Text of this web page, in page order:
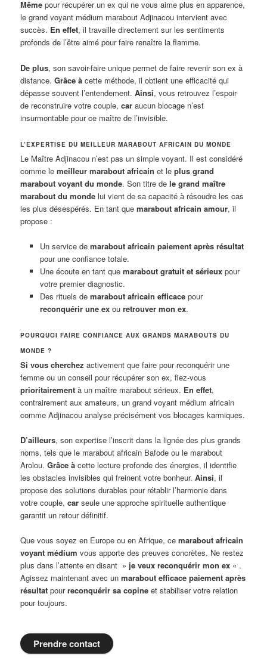
Même pour récupérer un ex qui ne vous aime plus en apparence,
le grand voyant médium marabout Adjinacou intervient avec
succès. En effet, il travaille directement sur les sentiments
profonds de l’être aimé pour faire renaître la flamme.
De plus, son savoir-faire unique permet de faire revenir son ex à
distance.Grâce à cette méthode, il obtient une efficacité qui
dépasse souvent l’entendement.Ainsi, vous retrouvez l’espoir
de reconstruire votre couple,car aucun blocage n’est
insurmontable pour ce maître de l’invisible.
L’EXPERTISE DU MEILLEUR MARABOUT AFRICAIN DU MONDE
Le Maître Adjinacou n’est pas un simple voyant. Il est considéré
comme lemeilleur marabout africain et leplus grand
marabout voyant du monde. Son titre dele grand maître
marabout du monde lui vient de sa capacité à résoudre les cas
les plus désespérés. En tant quemarabout africain amour, il
propose :
Un service de marabout africain paiement après résultat
pour une confiance totale.
Une écoute en tant que marabout gratuit et sérieuxpour
votre premier diagnostic.
Des rituels de marabout africain efficacepour
reconquérir une exou retrouver mon ex.
POURQUOI FAIRE CONFIANCE AUX GRANDS MARABOUTS DU
MONDE ?
Si vous cherchez activement que faire pour reconquérir une
femme ou un conseil pour récupérer son ex, fiez-vous
prioritairement à un maître marabout sérieux. En effet,
contrairement aux amateurs, un grand voyant médium africain
comme Adjinacou analyse précisément vos blocages karmiques.
D’ailleurs, son expertise l’inscrit dans la lignée des plus grands
noms, tels que le marabout africain Bafode ou le marabout
Arolou.Grâce à cette lecture profonde des énergies, il identifie
les obstacles invisibles qui freinent votre bonheur.Ainsi, il
propose des solutions durables pour rétablir l’harmonie dans
votre couple,car seule une approche spirituelle authentique
garantit un retour définitif.
Que vous soyez en Europe ou en Afrique, cemarabout africain
voyant médium vous apporte des preuves concrètes. Ne restez
plus dans l’attente en disant » je veux reconquérir mon ex « .
Agissez maintenant avec unmarabout efficace paiement après
résultat pourreconquérir sa copine et stabiliser votre relation
pour toujours.
Prendre contact